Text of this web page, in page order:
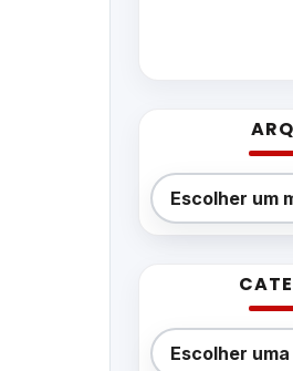
Arquivos
Escolher um
Categorias
Escolher